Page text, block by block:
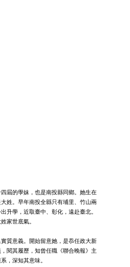
屆的學妹，也是南投縣同鄉。她生在
姓。早年南投全縣只有埔里、竹山兩
升學，近取臺中、彰化，遠赴臺北。
家世底氣。
質意義。開始留意她，是忝任政大新
閱其履歷，知曾任職《聯合晚報》主
，深知其意味。